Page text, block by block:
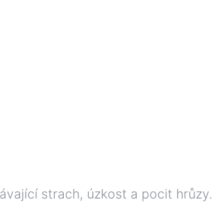
strach, úzkost a pocit hrůzy.